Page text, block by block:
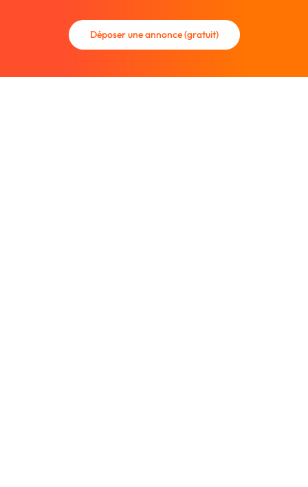
Déposer une annonce (gratuit)